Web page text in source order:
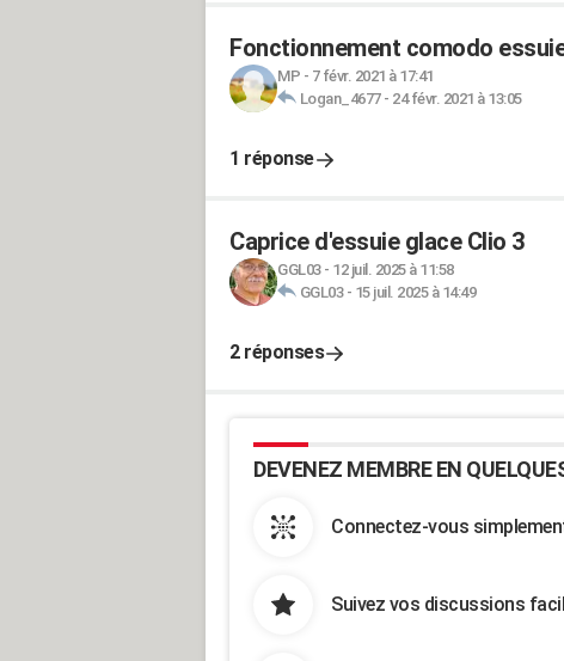
Fonctionnement comodo
MP - 7 févr. 2021 à 17:41
Logan_4677- 24 févr. 2021 à 13:05
1 réponse
Caprice d'essuie glace Clio 3
GGL03- 12 juil. 2025 à 11:58
GGL03- 15 juil. 2025 à 14:49
2 réponses
DEVENEZ MEMBRE EN
Connectez-vous
Suivez vos discussions